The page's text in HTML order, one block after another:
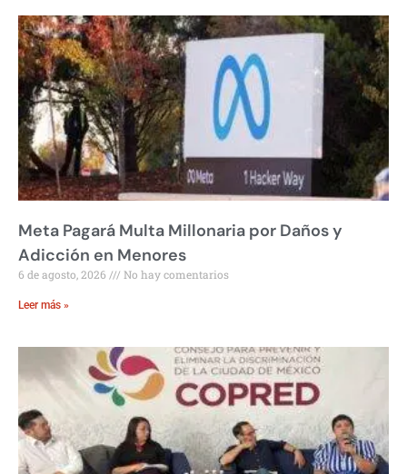
Meta Pagará Multa Millonaria por Daños y
Adicción en Menores
6 de agosto, 2026 No hay comentarios
Leer más »